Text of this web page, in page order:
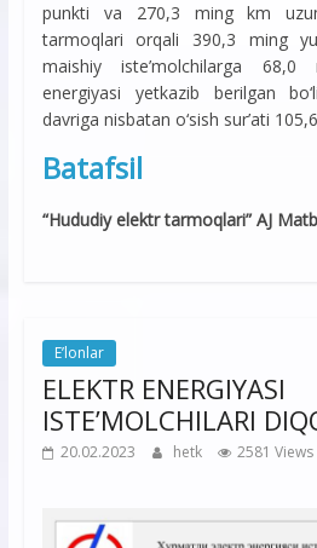
punkti va 270,3 ming km
tarmoqlari orqali 390,3 ming
maishiy iste’molchilarga
energiyasi yetkazib berilgan
davriga nisbatan о‘sish sur’ati
Batafsil
“Hududiy elektr tarmoqlari” AJ
E’lonlar
ELEKTR ENERGIYASI
ISTE’MOLCHILARI
20.02.2023 hetk 2581 Views